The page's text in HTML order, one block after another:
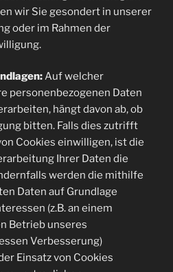
wir Sie gesondert in unserer
oder im Rahmen der
Auf welcher
personenbezogenen Daten
hängt davon ab, ob
bitten. Falls dies zutrifft
Cookies einwilligen, ist die
Ihrer Daten die
werden die mithilfe
Daten auf Grundlage
(z.B. an einem
Betrieb unseres
Verbesserung)
Einsatz von Cookies